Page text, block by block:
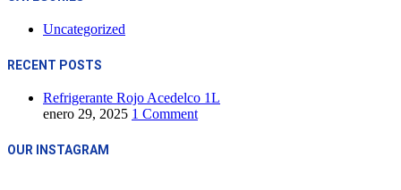
Uncategorized
RECENT POSTS
Refrigerante Rojo Acedelco 1L
enero 29, 2025 1 Comment
OUR INSTAGRAM